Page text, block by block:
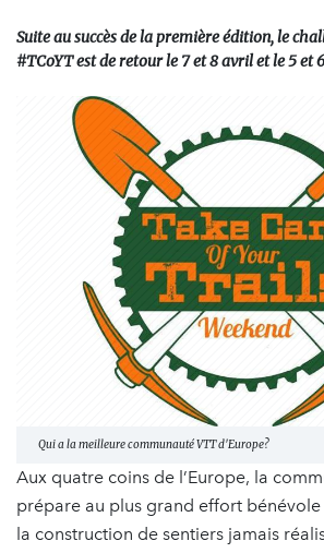
Suite au succès de la première édition, le
#TCoYT est de retour le 7 et 8 avril et le 5 et
Qui a la meilleure communauté VTT d'Europe?
Aux quatre coins de l’Europe, la
prépare au plus grand effort bénévole
la construction de sentiers jamais